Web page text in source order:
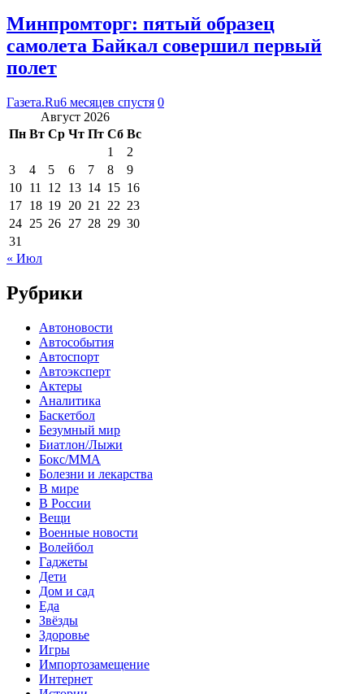
Минпромторг: пятый образец
самолета Байкал совершил первый
полет
Газета.Ru6 месяцев спустя 0
Август 2026
Пн Вт Ср Чт Пт Сб Вс
1
2
3
4 5 6 7 8
9
10 11 12 13 14 15 16
17 18 19 20 21 22 23
24 25 26 27 28 29 30
31
« Июл
Рубрики
Автоновости
Автособытия
Автоспорт
Автоэксперт
Актеры
Аналитика
Баскетбол
Безумный мир
Биатлон/Лыжи
Бокс/MMA
Болезни и лекарства
В мире
В России
Вещи
Военные новости
Волейбол
Гаджеты
Дети
Дом и сад
Еда
Звёзды
Здоровье
Игры
Импортозамещение
Интернет